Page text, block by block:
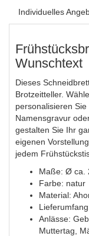
Individuelles
Wunschtext
Dieses
Brotzeitteller.
personalisieren
Namensgravur
gestalten Sie Ihr
eigenen
jedem
Maße: Ø ca.
Farbe: natur
Material:
Anlässe:
Muttertag,